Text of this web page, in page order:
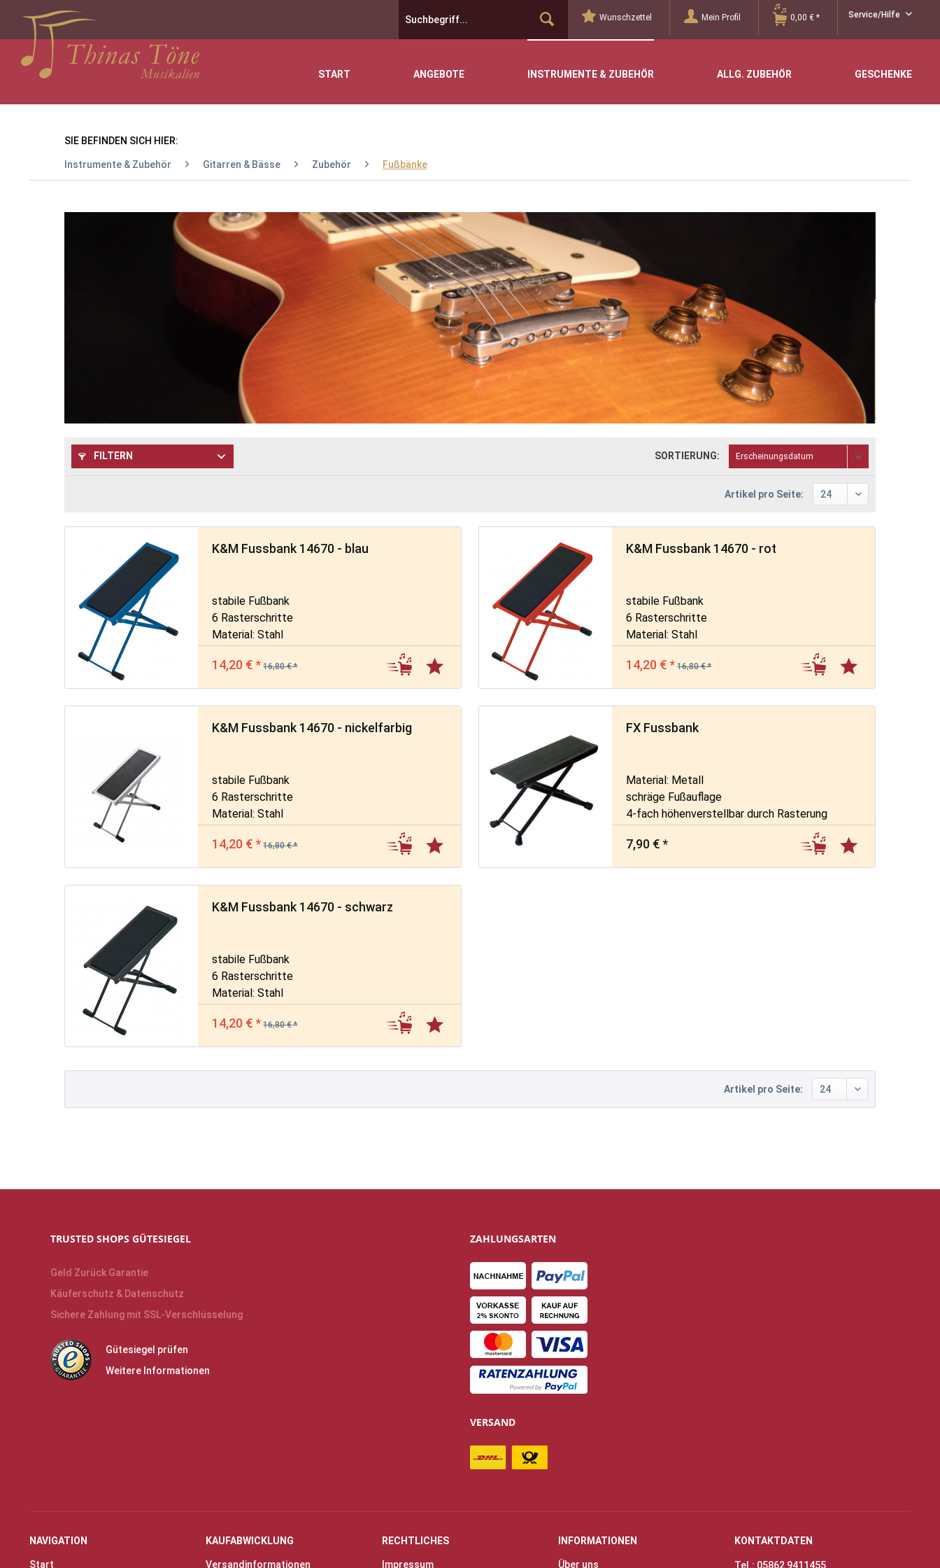
Service/Hilfe
Wunschzettel Mein Profil 0,00 € *
START ANGEBOTE INSTRUMENTE & ZUBEHÖR ALLG. ZUBEHÖR GESCHENKE
SIE BEFINDEN SICH HIER:
Instrumente & Zubehör Gitarren & Bässe Zubehör Fußbänke
FILTERN SORTIERUNG:
Artikel pro Seite:
K&M Fussbank 14670 - blau
stabile Fußbank
6 Rasterschritte
Material: Stahl
14,20 € * 16,80 € *
K&M Fussbank 14670 - rot
stabile Fußbank
6 Rasterschritte
Material: Stahl
14,20 € * 16,80 € *
K&M Fussbank 14670 - nickelfarbig
stabile Fußbank
6 Rasterschritte
Material: Stahl
14,20 € * 16,80 € *
FX Fussbank
Material: Metall
schräge Fußauflage
4-fach höhenverstellbar durch Rasterung
7,90 € *
K&M Fussbank 14670 - schwarz
stabile Fußbank
6 Rasterschritte
Material: Stahl
14,20 € * 16,80 € *
Artikel pro Seite:
TRUSTED SHOPS GÜTESIEGEL
Geld Zurück Garantie
Käuferschutz & Datenschutz
Sichere Zahlung mit SSL-Verschlüsselung
Gütesiegel prüfen
Weitere Informationen
ZAHLUNGSARTEN
VERSAND
NAVIGATION
Start
KAUFABWICKLUNG
Versandinformationen
RECHTLICHES
Impressum
INFORMATIONEN
Über uns
KONTAKTDATEN
Tel.: 05862 9411455